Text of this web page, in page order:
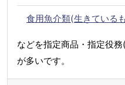
食用魚介類(生きている
などを指定商品・指定役
が多いです。